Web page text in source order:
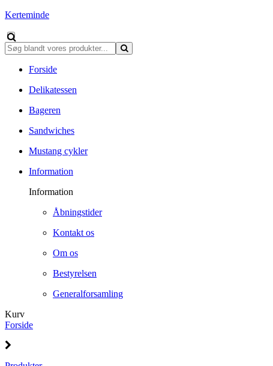
Kerteminde
Forside
Delikatessen
Bageren
Sandwiches
Mustang cykler
Information
Information
Åbningstider
Kontakt os
Om os
Bestyrelsen
Generalforsamling
Kurv
Forside